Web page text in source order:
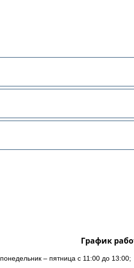
График
понедельник – пятница с 11:00 до 13:00;